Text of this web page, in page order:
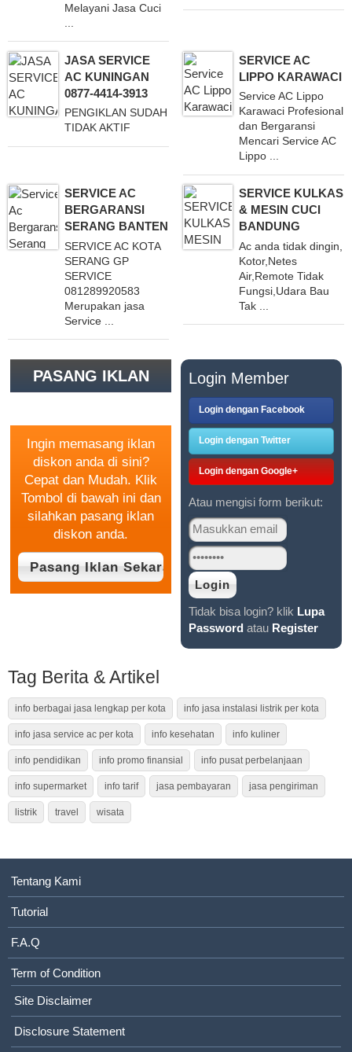
Melayani Jasa Cuci
JASA SERVICE
AC KUNINGAN
0877-4414-3913
PENGIKLAN SUDAH
TIDAK AKTIF
SERVICE AC
LIPPO KARAWACI
Service AC Lippo
Karawaci Profesional
dan Bergaransi
Mencari Service AC
Lippo ...
SERVICE AC
BERGARANSI
SERANG BANTEN
SERVICE AC KOTA
SERANG GP
SERVICE
081289920583
Merupakan jasa
Service ...
SERVICE KULKAS
& MESIN CUCI
BANDUNG
Ac anda tidak dingin,
Kotor,Netes
Air,Remote Tidak
Fungsi,Udara Bau
Tak ...
PASANG IKLAN
Ingin memasang iklan
diskon anda di sini?
Cepat dan Mudah. Klik
Tombol di bawah ini dan
silahkan pasang iklan
diskon anda.
Login Member
Login dengan Facebook
Login dengan Twitter
Login dengan Google+
Atau mengisi form berikut:
Tidak bisa login? klik Lupa
Password atau Register
Tag Berita & Artikel
info berbagai jasa lengkap per kota info jasa instalasi listrik per kota
info jasa service ac per kota info kesehatan info kuliner
info pendidikan info promo finansial info pusat perbelanjaan
info supermarket info tarif jasa pembayaran jasa pengiriman
listrik travel wisata
Tentang Kami
Tutorial
F.A.Q
Term of Condition
Site Disclaimer
Disclosure Statement